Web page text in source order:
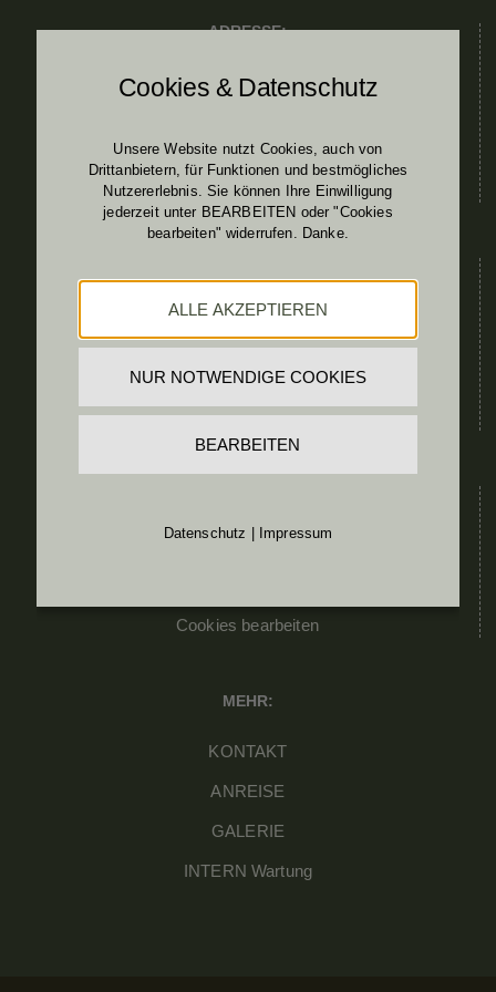
ADRESSE:
Kommando & BetrStb TÜPL A
3804 ALLENTSTEIG
Tel.: 050201 31 42100
Allgemeine Anfragen an:
dietmar.butschell@bmlv.gv.at
Übersicht Ansprechpartner:
sieheKontakt
IMPRESSUM
Cookies bearbeiten
MEHR:
KONTAKT
ANREISE
GALERIE
INTERN Wartung
Cookies & Datenschutz
Unsere Website nutzt Cookies, auch von
Drittanbietern, für Funktionen und bestmögliches
Nutzererlebnis. Sie können Ihre Einwilligung
jederzeit unter BEARBEITEN oder "Cookies
bearbeiten" widerrufen. Danke.
ALLE AKZEPTIEREN
NUR NOTWENDIGE COOKIES
BEARBEITEN
Datenschutz Impressum